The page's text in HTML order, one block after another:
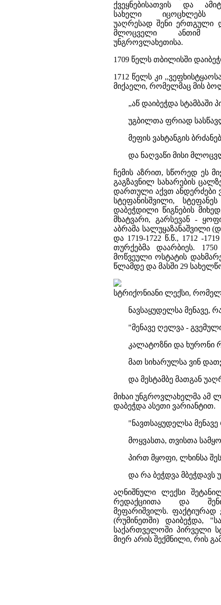
ქვეყნებისათვის და
სახელი იცოცხლებს
უაღრესად შენი ერთგული
მლოცველი ანთიმ
უნგროვლახეთისა.
1709 წელს თბილისში
1712 წელს კი
მიქაელი, რომელმაც მის
„აწ დაიბეჭდა სტამბაში
უგბილთა ფრიად
მეფის ვახტანგის
და ნაღვაწი მისი
ჩემის აზრით, სწორედ ეს
გაგზავნილ სახარების
დართული აქვთ ანდერძები
სტეფანისშვილი,
დაბეჭდილი წიგნების
მხატვარი, გარსევან -
აბრამა სალუყაზანაშვილი
და 1719-1722 წ.წ., 1712 -
თურქებმა დაარბიეს.
მოწვეული ოსტატის
წლამდე და მასში 29
სტრიქონიანი ლექსი,
ნავსაყუდელსა მენავე,
"მენავე ღელვა -
კალატოზნი და ხურონი
მათ სიხარულსა ვინ
და მესტამბე მათგან
მიხაი უნგროვლახელმა ამ
დაბეჭდა ასეთი ვარიანტით.
"ნავთსაყუდელსა მენავე
მოყვასთა, თვისთა
პირთ მყოფი, ლხინსა
და რა ბეჭდვა მბეჭდავს
აღნიშნული ლექსი
რედაქციითა და
მეფარიშვილს. ფაქტიურად
(რუმინეთში) დაიბეჭდა,
საქართველოში პირველი
მიერ არის შექმნილი, რის